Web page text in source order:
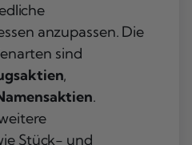
anzupassen. Die
sind
,
.
Stück- und